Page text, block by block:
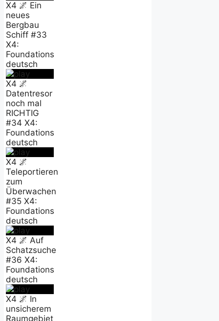
X4 🌌 Ein
neues
Bergbau
Schiff #33
X4:
Foundations
deutsch
X4 🌌
Datentresor
noch mal
RICHTIG
#34 X4:
Foundations
deutsch
X4 🌌
Teleportieren
zum
Überwachen
#35 X4:
Foundations
deutsch
X4 🌌 Auf
Schatzsuche
#36 X4:
Foundations
deutsch
X4 🌌 In
unsicherem
Raumgebiet